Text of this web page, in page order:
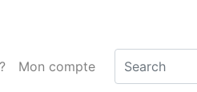
Mon compte